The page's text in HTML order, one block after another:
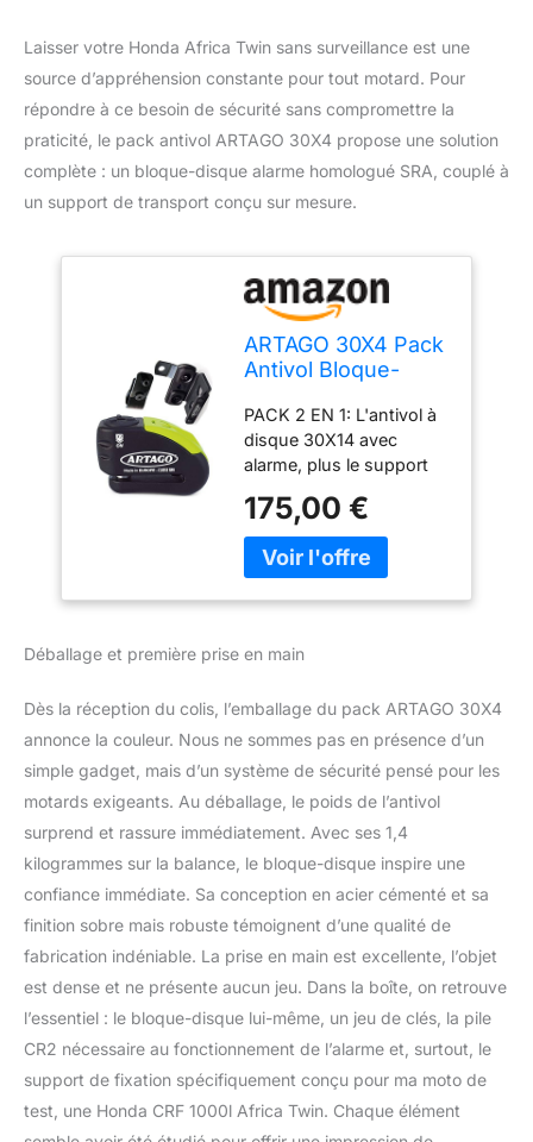
Laisser votre Honda Africa Twin sans surveillance est une
source d’appréhension constante pour tout motard. Pour
répondre à ce besoin de sécurité sans compromettre la
praticité, le pack antivol ARTAGO 30X4 propose une solution
complète : un bloque-disque alarme homologué SRA, couplé à
un support de transport conçu sur mesure.
ARTAGO 30X4 Pack
Antivol Bloque-
120db Haute
Sécurité + Support
pour Honda CRF
1000l Africa Twin,
Homologué SRA et
Sold Secure Gold
PACK 2 EN 1: L'antivol à
disque 30X14 avec
alarme, plus le support
CRF 1000l Africa Twin,
afin que vous puissiez le
transporter de manière
avec axe en acier trempé
motos. Inclus dans la
Bunker Selection avec les
serrures haut de gamme
Qualité à tous points de
vue: intégration,
fonctionnalité et
résistance dans les
meilleurs résultats aux
tests comparatifs.
Homologué SRA et Sold
Secure Gold. X2 ON :
Avec ou sans alarme,
l'utilisateur peut choisir
électronique
indépendant ou d'utiliser
175,00 €
Déballage et première prise en main
Dès la réception du colis, l’emballage du pack ARTAGO 30X4
annonce la couleur. Nous ne sommes pas en présence d’un
simple gadget, mais d’un système de sécurité pensé pour les
motards exigeants. Au déballage, le poids de l’antivol
surprend et rassure immédiatement. Avec ses 1,4
kilogrammes sur la balance, le bloque-disque inspire une
confiance immédiate. Sa conception en acier cémenté et sa
finition sobre mais robuste témoignent d’une qualité de
fabrication indéniable. La prise en main est excellente, l’objet
est dense et ne présente aucun jeu. Dans la boîte, on retrouve
l’essentiel : le bloque-disque lui-même, un jeu de clés, la pile
CR2 nécessaire au fonctionnement de l’alarme et, surtout, le
support de fixation spécifiquement conçu pour ma moto de
test, une Honda CRF 1000l Africa Twin. Chaque élément